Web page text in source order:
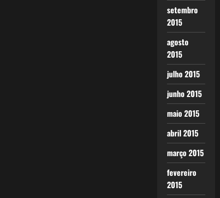
setembro
2015
agosto
2015
julho 2015
junho 2015
maio 2015
abril 2015
março 2015
fevereiro
2015